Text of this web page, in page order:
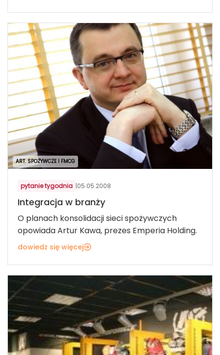
ART. SPOŻYWCZE I FMCG
pytanie tygodnia |05.05.2008
Integracja w branży
O planach konsolidacji sieci spożywczych
opowiada Artur Kawa, prezes Emperia Holding.
dowiedz się więcej